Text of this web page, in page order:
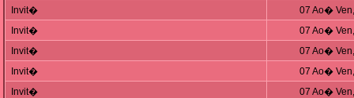
Invit�
07 Ao�
Invit�
07 Ao�
Invit�
07 Ao�
Invit�
07 Ao�
Invit�
07 Ao�